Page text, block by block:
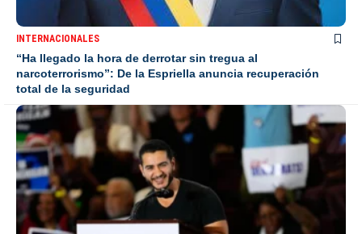
INTERNACIONALES
“Ha llegado la hora de derrotar sin tregua al
narcoterrorismo”: De la Espriella anuncia recuperación
total de la seguridad